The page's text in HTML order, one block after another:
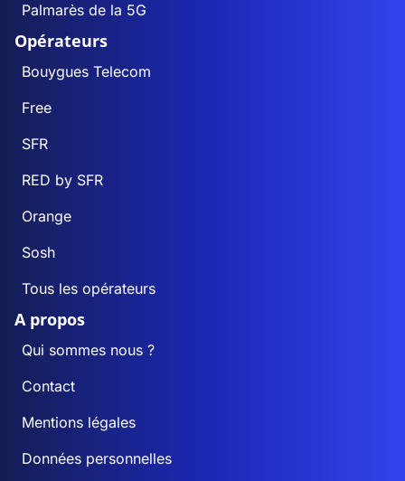
Palmarès de la 5G
Opérateurs
Bouygues Telecom
Free
SFR
RED by SFR
Orange
Sosh
Tous les opérateurs
A propos
Qui sommes nous ?
Contact
Mentions légales
Données personnelles